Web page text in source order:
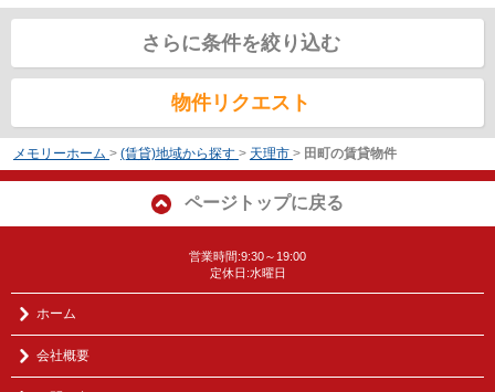
さらに条件を絞り込む
物件リクエスト
メモリーホーム > (賃貸)地域から探す > 天理市 > 田町の賃貸物件
ページトップに戻る
営業時間:9:30～19:00
定休日:水曜日
ホーム
会社概要